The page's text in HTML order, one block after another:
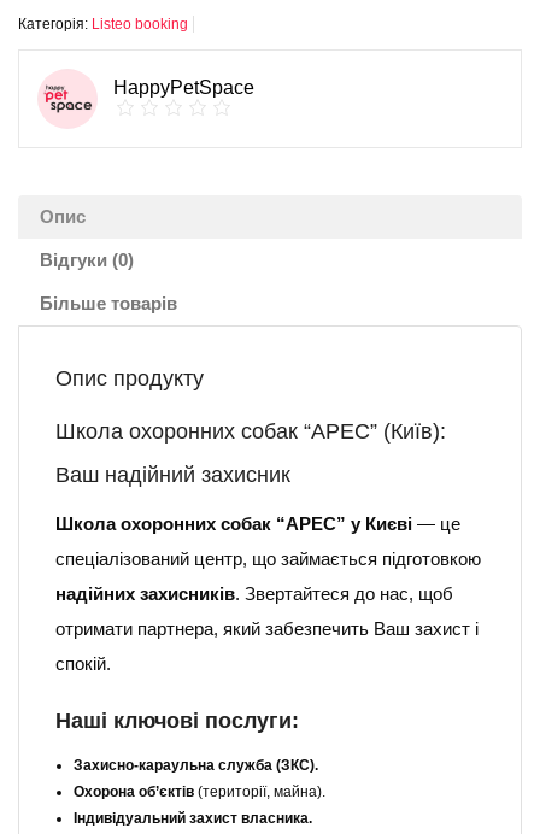
Категорія: Listeo booking
HappyPetSpace
Опис
Відгуки (0)
Більше товарів
Опис продукту
Школа охоронних собак “АРЕС” (Київ):
Ваш надійний захисник
Школа охоронних собак “АРЕС” у Києві — це
спеціалізований центр, що займається підготовкою
надійних захисників. Звертайтеся до нас, щоб
отримати партнера, який забезпечить Ваш захист і
спокій.
Наші ключові послуги:
Захисно-караульна служба (ЗКС).
Охорона об’єктів (території, майна).
Індивідуальний захист власника.